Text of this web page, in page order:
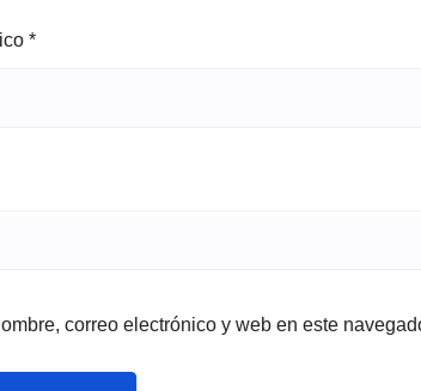
*
correo electrónico y web en este